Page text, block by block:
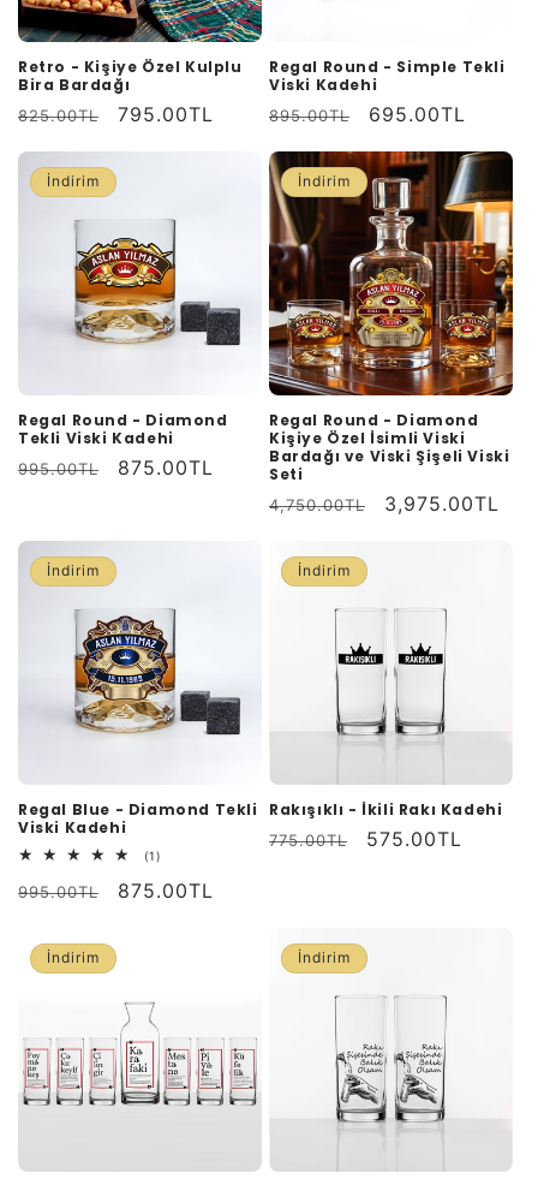
Retro - Kişiye Özel Kulplu
Bira Bardağı
Normal
825.00TL
İndirimli
795.00TL
Regal Round - Simple Tekli
Viski Kadehi
Normal
895.00TL
İndirimli
695.00TL
İndirim
Regal Round - Diamond
Tekli Viski Kadehi
Normal
995.00TL
İndirimli
875.00TL
İndirim
Regal Round - Diamond
Kişiye Özel İsimli Viski
Bardağı ve Viski Şişeli Viski
Seti
Normal
4,750.00TL
İndirimli
3,975.00TL
İndirim
Regal Blue - Diamond Tekli
Viski Kadehi
(1)
değerlendirme
Normal
995.00TL
İndirimli
875.00TL
İndirim
Rakışıklı - İkili Rakı Kadehi
Normal
775.00TL
İndirimli
575.00TL
İndirim İndirim